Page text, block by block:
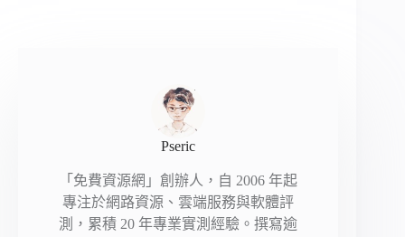
Pseric
「免費資源網」創辦人，自 2006 年起
專注於網路資源、雲端服務與軟體評
測，累積 20 年專業實測經驗。撰寫逾